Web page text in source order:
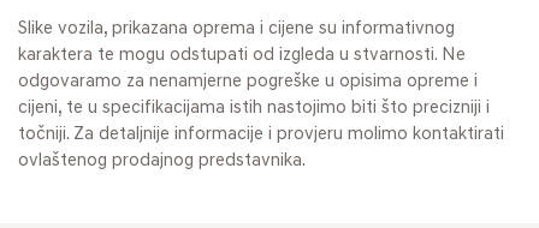
Slike vozila, prikazana oprema i cijene su informativnog
karaktera te mogu odstupati od izgleda u stvarnosti. Ne
odgovaramo za nenamjerne pogreške u opisima opreme i
cijeni, te u specifikacijama istih nastojimo biti što precizniji i
točniji. Za detaljnije informacije i provjeru molimo kontaktirati
ovlaštenog prodajnog predstavnika.